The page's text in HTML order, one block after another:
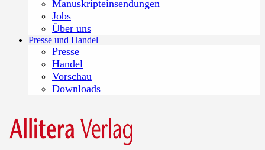
Manuskripteinsendungen
Jobs
Über uns
Presse und Handel
Presse
Handel
Vorschau
Downloads